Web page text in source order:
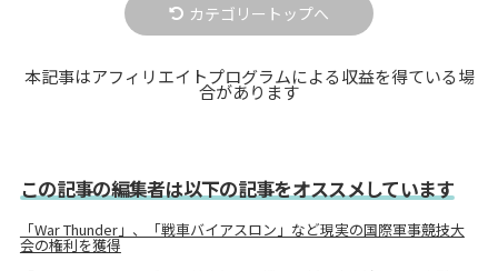
カテゴリートップへ
本記事はアフィリエイトプログラムによる収益を得ている場
合があります
この記事の編集者は以下の記事をオススメしています
「War Thunder」、「戦車バイアスロン」など現実の国際軍事競技大
会の権利を獲得